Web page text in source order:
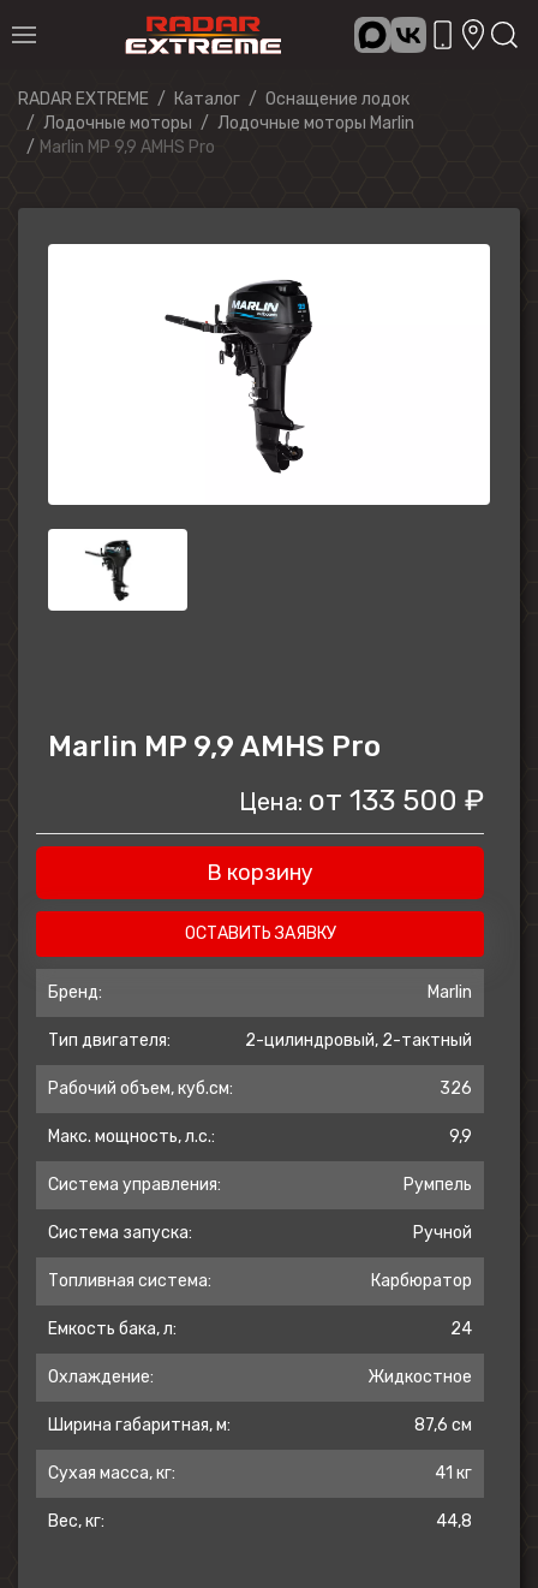
RADAR EXTREME Каталог
Оснащение лодок
Лодочные моторы
Лодочные моторы Marlin
Marlin MP 9,9 AMHS Pro
Marlin MP 9,9 AMHS Pro
Цена: от 133 500 ₽
В корзину
ОСТАВИТЬ ЗАЯВКУ
Бренд: Marlin
Тип двигателя: 2-цилиндровый, 2-тактный
Рабочий объем, куб.см: 326
Макс. мощность, л.с.: 9,9
Система управления: Румпель
Система запуска: Ручной
Топливная система: Карбюратор
Емкость бака, л: 24
Охлаждение: Жидкостное
Ширина габаритная, м: 87,6 см
Сухая масса, кг: 41 кг
Вес, кг: 44,8